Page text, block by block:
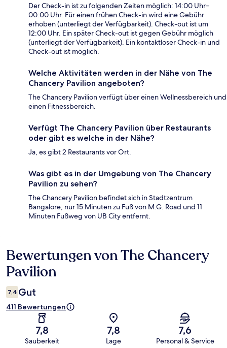
Der Check-in ist zu folgenden Zeiten möglich: 14:00 Uhr–
00:00 Uhr. Für einen frühen Check-in wird eine Gebühr
erhoben (unterliegt der Verfügbarkeit). Check-out ist um
12:00 Uhr. Ein später Check-out ist gegen Gebühr möglich
(unterliegt der Verfügbarkeit). Ein kontaktloser Check-in und
Check-out ist möglich.
Welche Aktivitäten werden in der Nähe von The
Chancery Pavilion angeboten?
The Chancery Pavilion verfügt über einen Wellnessbereich und
einen Fitnessbereich.
Verfügt The Chancery Pavilion über Restaurants
oder gibt es welche in der Nähe?
Ja, es gibt 2 Restaurants vor Ort.
Was gibt es in der Umgebung von The Chancery
Pavilion zu sehen?
The Chancery Pavilion befindet sich in Stadtzentrum
Bangalore, nur 15 Minuten zu Fuß von M.G. Road und 11
Minuten Fußweg von UB City entfernt.
Bewertungen
Bewertungen von The Chancery
Pavilion
7,4 Gut
411 Bewertungen
7,8
Sauberkeit
7,8
Lage
7,6
Personal & Service